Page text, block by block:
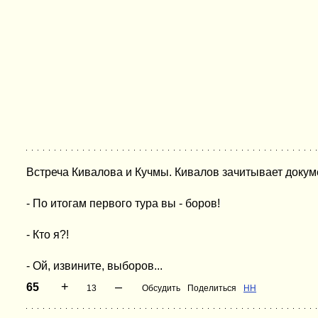
Встреча Кивалова и Кучмы. Кивалов зачитывает
- По итогам первого тура вы - боров!
- Кто я?!
- Ой, извините, выборов...
65
+ 13 – Обсудить Поделиться НН